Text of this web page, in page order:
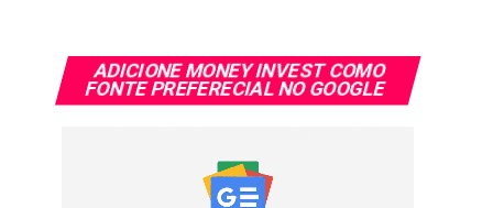
ADICIONE MONEY INVEST COMO
FONTE PREFERECIAL NO GOOGLE